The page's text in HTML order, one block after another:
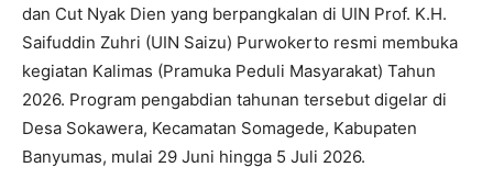
dan Cut Nyak Dien yang berpangkalan di UIN Prof. K.H.
Saifuddin Zuhri (UIN Saizu) Purwokerto resmi membuka
kegiatan Kalimas (Pramuka Peduli Masyarakat) Tahun
2026. Program pengabdian tahunan tersebut digelar di
Desa Sokawera, Kecamatan Somagede, Kabupaten
Banyumas, mulai 29 Juni hingga 5 Juli 2026.